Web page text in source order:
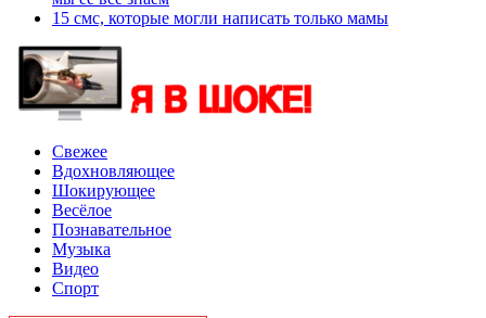
15 смс, которые могли написать только мамы
Свежее
Вдохновляющее
Шокирующее
Весёлое
Познавательное
Музыка
Видео
Спорт